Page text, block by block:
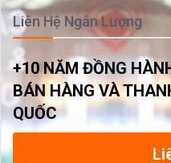
Liên Hệ Ngân Lượng
+10 NĂM ĐỒNG
BÁN HÀNG VÀ
QUỐC